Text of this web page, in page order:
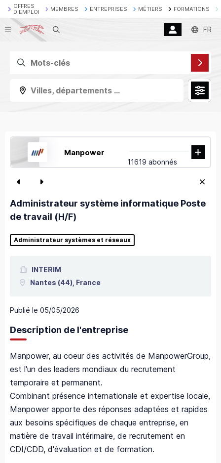
OFFRES
D'EMPLOI
MEMBRES ENTREPRISES MÉTIERS FORMATIONS
Recherche FR
Villes, départements ...
Manpower
11619 abonnés
Administrateur système informatique Poste
de travail (H/F)
Administrateur systèmes et réseaux
INTERIM
Nantes (44), France
Publié le 05/05/2026
Description de l'entreprise
Manpower, au coeur des activités de ManpowerGroup,
est l'un des leaders mondiaux du recrutement
temporaire et permanent.
Combinant présence internationale et expertise locale,
Manpower apporte des réponses adaptées et rapides
aux besoins spécifiques de chaque entreprise, en
matière de travail intérimaire, de recrutement en
CDI/CDD, d'évaluation et de formation.